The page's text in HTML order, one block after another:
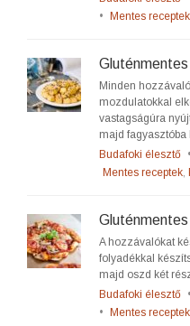
•
Mentes receptek
Minden
mozdulatokkal
vastagságúra
majd
Budafoki élesztő •
Mentes receptek,
A hozzávalókat
folyadékkal
majd oszd két
Budafoki élesztő •
•
Mentes receptek